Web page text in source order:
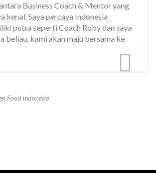
Business Coach & Mentor yang
kenal. Saya percaya Indonesia
putra seperti Coach Roby dan saya
beliau, kami akan maju bersama ke
Food Indonesia